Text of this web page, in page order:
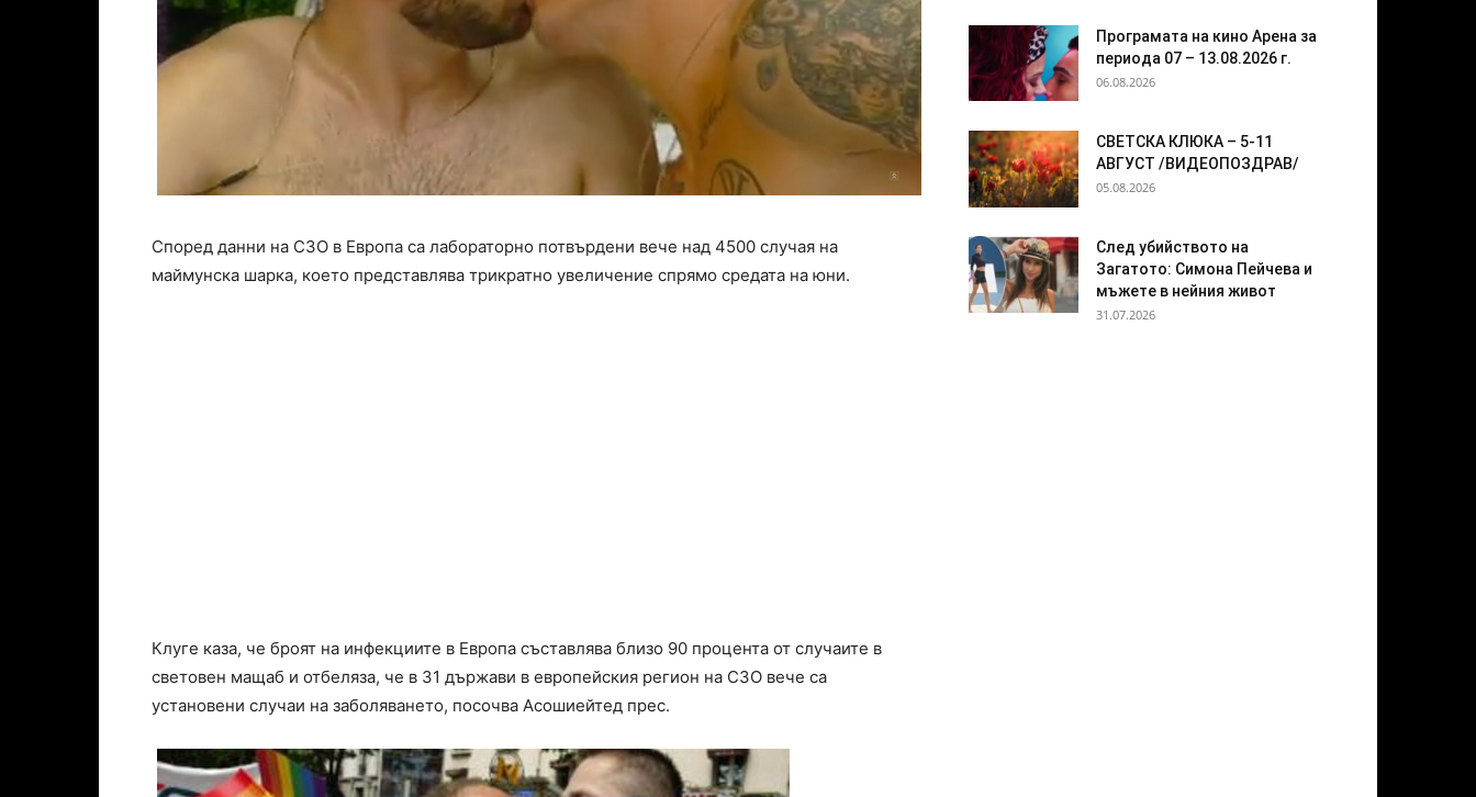
Според данни на СЗО в Европа са лабораторно потвърдени вече над 4500 случая на
маймунска шарка, което представлява трикратно увеличение спрямо средата на юни.
Клуге каза, че броят на инфекциите в Европа съставлява близо 90 процента от случаите в
световен мащаб и отбеляза, че в 31 държави в европейския регион на СЗО вече са
установени случаи на заболяването, посочва Асошиейтед прес.
Програмата на кино Арена за
периода 07 – 13.08.2026 г.
06.08.2026
СВЕТСКА КЛЮКА – 5-11
АВГУСТ /ВИДЕОПОЗДРАВ/
05.08.2026
След убийството на
Загатото: Симона Пейчева и
мъжете в нейния живот
31.07.2026